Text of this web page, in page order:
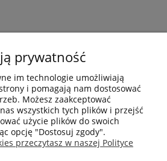
i dostawa
prywatność
im technologie umożliwiają
i pomagają nam dostosować
Możesz zaakceptować
wszystkich tych plików i przejść
użycie plików do swoich
opcję "Dostosuj zgody".
przeczytasz w naszej Polityce